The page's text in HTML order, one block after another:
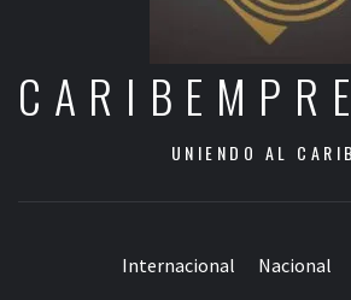
UNIENDO AL
Internacional Nacional